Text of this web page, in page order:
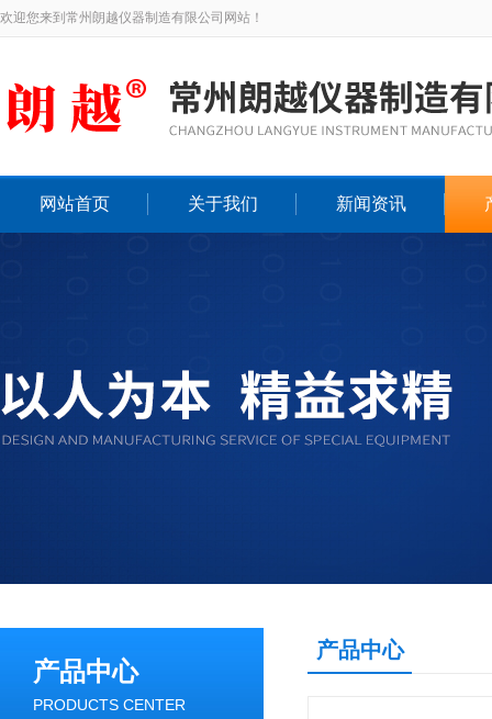
欢迎您来到常州朗越仪器制造有限公司网站！
网站首页 关于我们 新闻资讯
产品中心
PRODUCTS CENTER
产品中心